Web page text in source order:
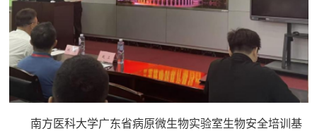
南方医科大学广东省病原微生物实验室生物安全培训基